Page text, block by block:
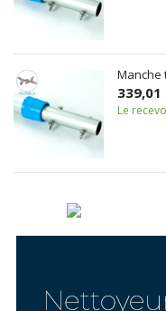
Manche
339,01
Le